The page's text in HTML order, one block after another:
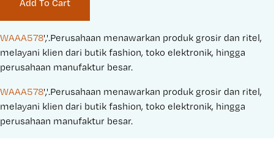
r
i
c
e
i
n
a
l
P
i
c
e
Add To Cart
WAAA578','.Perusahaan menawarkan produk grosir dan ritel,
melayani klien dari butik fashion, toko elektronik, hingga
perusahaan manufaktur besar.
WAAA578','.Perusahaan menawarkan produk grosir dan ritel,
melayani klien dari butik fashion, toko elektronik, hingga
perusahaan manufaktur besar.